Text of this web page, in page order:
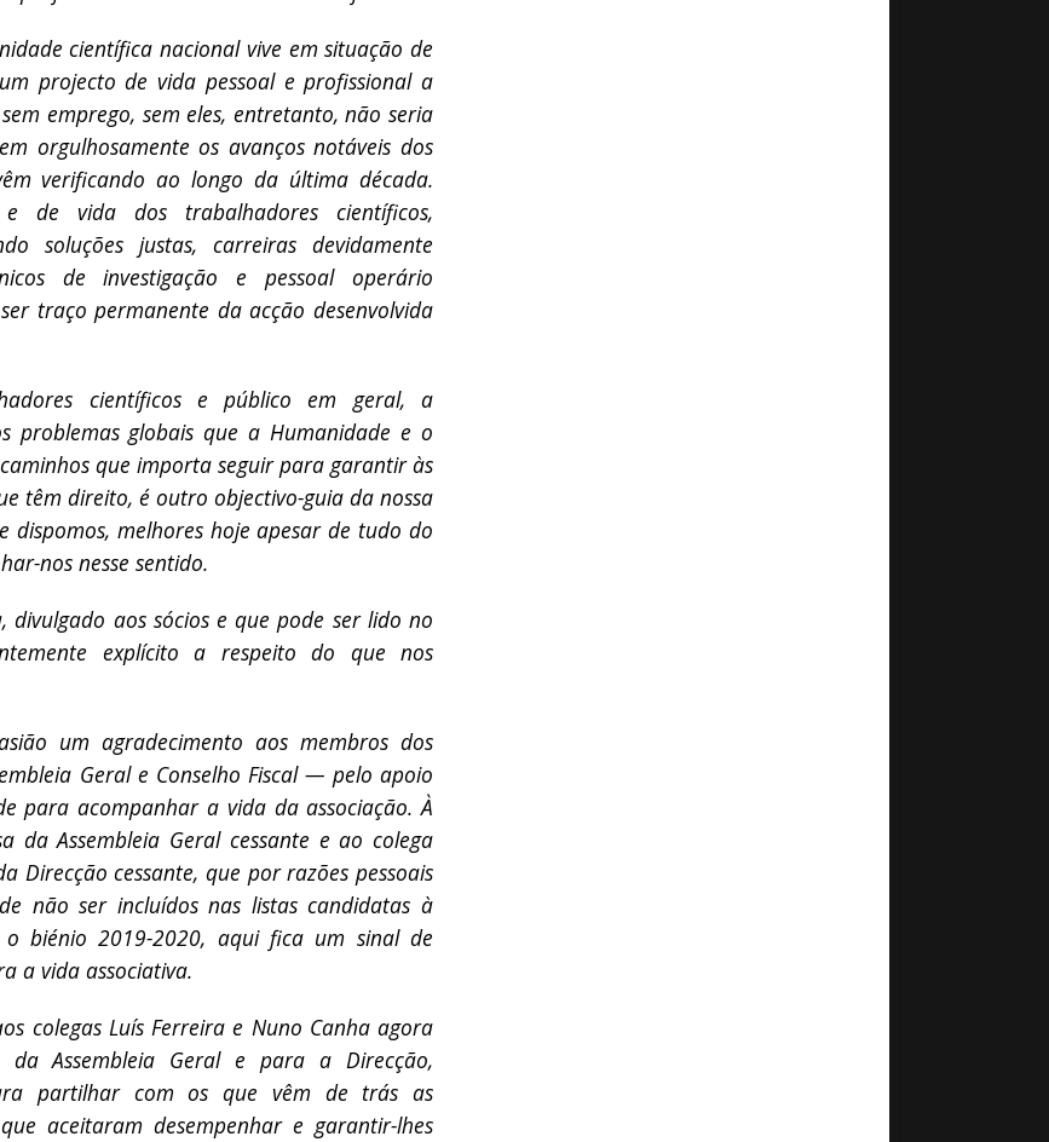
científica nacional vive em situação de
projecto de vida pessoal e profissional a
emprego, sem eles, entretanto, não seria
orgulhosamente os avanços notáveis dos
verificando ao longo da última década.
de vida dos trabalhadores científicos,
soluções justas, carreiras devidamente
de investigação e pessoal operário
traço permanente da acção desenvolvida
científicos e público em geral, a
problemas globais que a Humanidade e o
que importa seguir para garantir às
têm direito, é outro objectivo-guia da nossa
dispomos, melhores hoje apesar de tudo do
nos nesse sentido.
divulgado aos sócios e que pode ser lido no
explícito a respeito do que nos
um agradecimento aos membros dos
Geral e Conselho Fiscal — pelo apoio
para acompanhar a vida da associação. À
da Assembleia Geral cessante e ao colega
Direcção cessante, que por razões pessoais
não ser incluídos nas listas candidatas à
o biénio 2019-2020, aqui fica um sinal de
a vida associativa.
colegas Luís Ferreira e Nuno Canha agora
da Assembleia Geral e para a Direcção,
partilhar com os que vêm de trás as
aceitaram desempenhar e garantir-lhes